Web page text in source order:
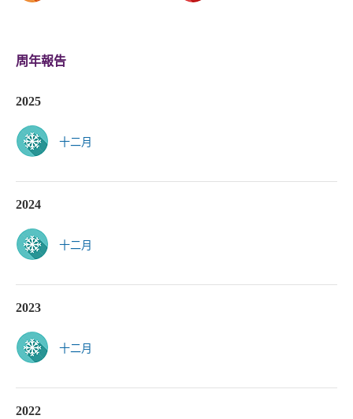
周年報告
2025
十二月
2024
十二月
2023
十二月
2022